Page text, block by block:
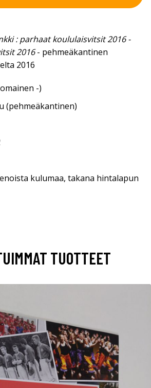
: parhaat koululaisvitsit 2016 -
2016- pehmeäkantinen
2016
-)
(pehmeäkantinen)
kulumaa, takana hintalapun
TUOTTEET